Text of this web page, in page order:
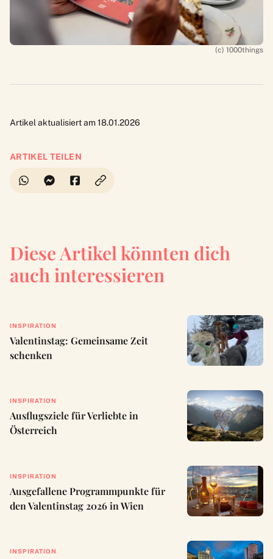
(c) 1000things
Artikel aktualisiert am 18.01.2026
ARTIKEL TEILEN
Diese Artikel könnten dich
auch interessieren
INSPIRATION
Valentinstag: Gemeinsame Zeit
schenken
INSPIRATION
Ausflugsziele für Verliebte in
Österreich
INSPIRATION
Ausgefallene Programmpunkte für
den Valentinstag 2026 in Wien
INSPIRATION